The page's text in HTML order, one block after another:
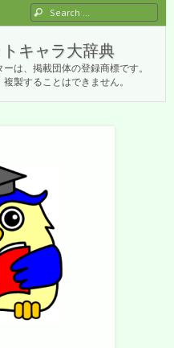
Search
キャラ大辞典
ーは、掲載団体の登録商標です。
製することはできません。